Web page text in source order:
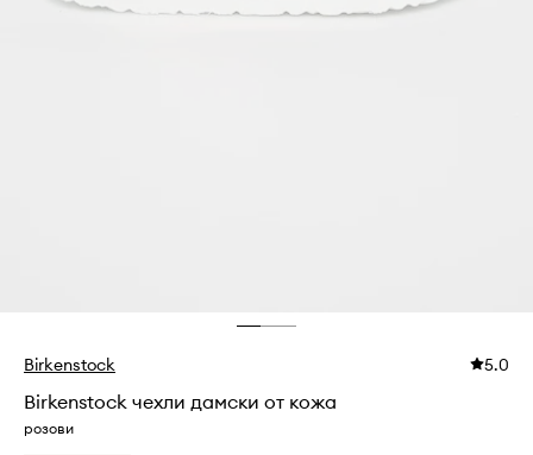
Birkenstock 5.0
Birkenstock чехли дамски от кожа
розови